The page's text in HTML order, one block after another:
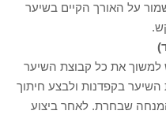
על האורך הקיים בשיער
את כל קבוצת השיער
בקפדנות ולבצע חיתוך
שבחרת. לאחר ביצוע